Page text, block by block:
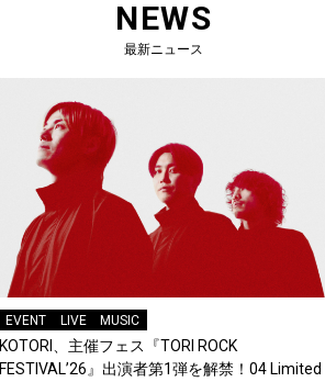
NEWS
最新ニュース
EVENT LIVE MUSIC
KOTORI、主催フェス『TORI ROCK
FESTIVAL’26』出演者第1弾を解禁！04 Limited